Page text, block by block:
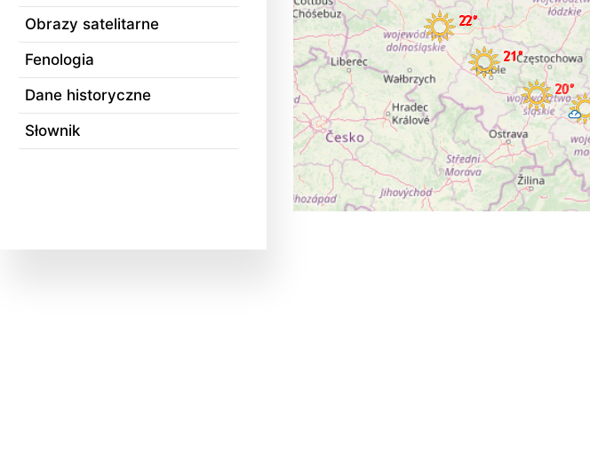
Obrazy satelitarne
Fenologia
Dane historyczne
Słownik